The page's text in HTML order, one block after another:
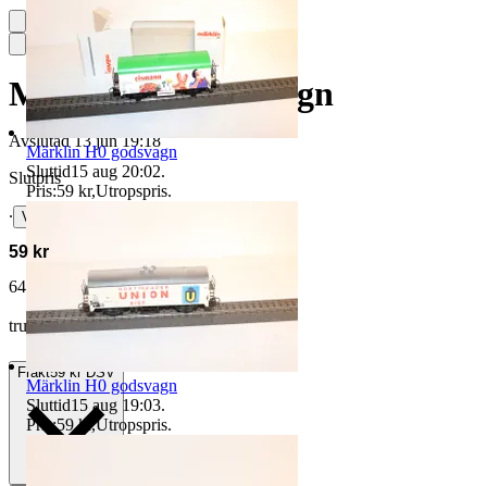
Märklin H0 godsvagn
Avslutad 13 jun 19:18
Slutpris
∙ Visa bud
59 kr
64 kr med köparskydd. Läs mer
truckdrivers vann auktionen
Frakt59 kr DSV
Märklin H0 godsvagn
Sluttid15 aug 20:02.
Pris:59 kr,Utropspris.
Märklin H0 godsvagn
Sluttid15 aug 19:03.
Pris:59 kr,Utropspris.